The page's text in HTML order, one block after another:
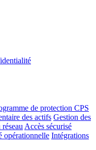
de protection CPS
des actifs Gestion des
Accès sécurisé
opérationnelle Intégrations